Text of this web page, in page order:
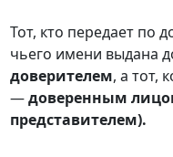
Тот, кто передает по
чьего имени выдана
доверителем, а тот,
—доверенным
представителем).